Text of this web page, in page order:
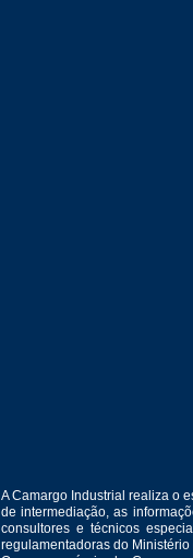
A Camargo Industrial realiza o
de intermediação, as
consultores e técnicos
regulamentadoras do